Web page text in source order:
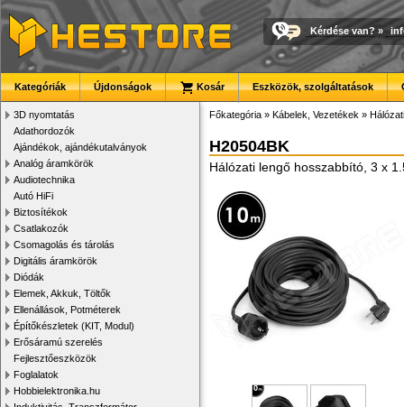
Kérdése van? »
Kategóriák Újdonságok Kosár Eszközök, szolgáltatások
3D nyomtatás
Adathordozók
Ajándékok, ajándékutalványok
Analóg áramkörök
Audiotechnika
Autó HiFi
Biztosítékok
Csatlakozók
Csomagolás és tárolás
Digitális áramkörök
Diódák
Elemek, Akkuk, Töltők
Ellenállások, Potméterek
Építőkészletek (KIT, Modul)
Erősáramú szerelés
Fejlesztőeszközök
Foglalatok
Hobbielektronika.hu
Főkategória » Kábelek, Vezetékek »
H20504BK
Hálózati lengő hosszabbító, 3 x